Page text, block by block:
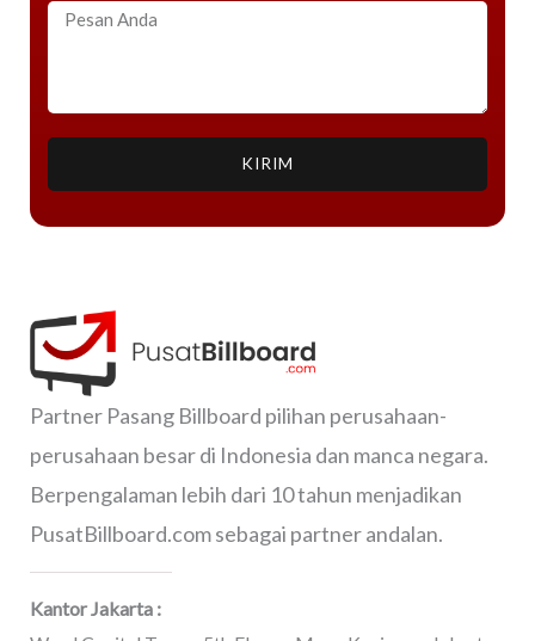
KIRIM
Partner Pasang Billboard pilihan perusahaan-
perusahaan besar di Indonesia dan manca negara.
Berpengalaman lebih dari 10 tahun menjadikan
PusatBillboard.com sebagai partner andalan.
Kantor Jakarta :